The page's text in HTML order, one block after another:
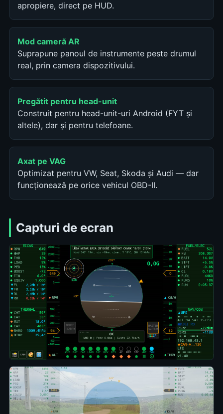
apropiere, direct pe HUD.
Mod cameră AR
Suprapune panoul de instrumente peste drumul
real, prin camera dispozitivului.
Pregătit pentru head-unit
Construit pentru head-unit-uri Android (FYT și
altele), dar și pentru telefoane.
Axat pe VAG
Optimizat pentru VW, Seat, Skoda și Audi — dar
funcționează pe orice vehicul OBD-II.
Capturi de ecran